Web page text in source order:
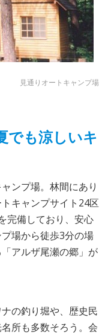
見通りオートキャンプ場
でも涼しいキ
ンプ場。林間にあり
キャンプサイト24区
完備しており、安心
場から徒歩3分の場
アルザ尾瀬の郷」が
の釣り堀や、歴史民
所も多数そろう。会